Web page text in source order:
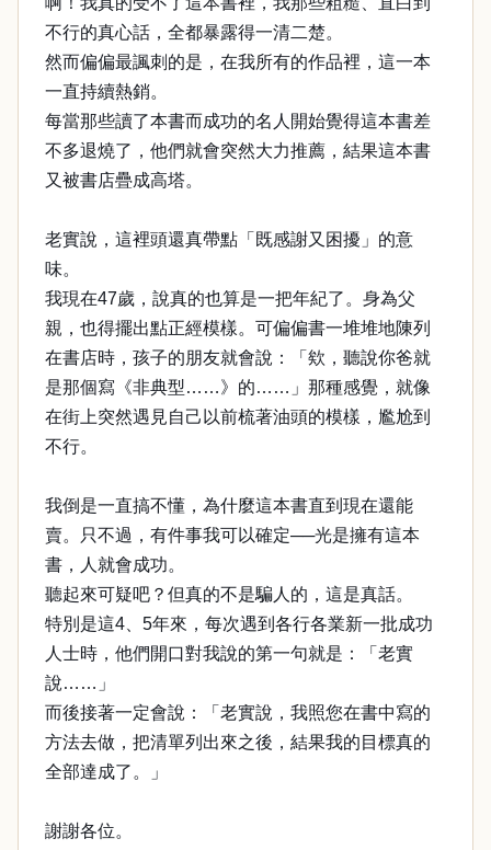
不行的真心話，全都暴露得一清二楚。
然而偏偏最諷刺的是，在我所有的作品裡，這一本
一直持續熱銷。
每當那些讀了本書而成功的名人開始覺得這本書差
不多退燒了，他們就會突然大力推薦，結果這本書
又被書店疊成高塔。
老實說，這裡頭還真帶點「既感謝又困擾」的意
味。
我現在47歲，說真的也算是一把年紀了。身為父
親，也得擺出點正經模樣。可偏偏書一堆堆地陳列
在書店時，孩子的朋友就會說：「欸，聽說你爸就
是那個寫《非典型……》的……」那種感覺，就像
在街上突然遇見自己以前梳著油頭的模樣，尷尬到
不行。
我倒是一直搞不懂，為什麼這本書直到現在還能
賣。只不過，有件事我可以確定──光是擁有這本
書，人就會成功。
聽起來可疑吧？但真的不是騙人的，這是真話。
特別是這4、5年來，每次遇到各行各業新一批成功
人士時，他們開口對我說的第一句就是：「老實
說……」
而後接著一定會說：「老實說，我照您在書中寫的
方法去做，把清單列出來之後，結果我的目標真的
全部達成了。」
謝謝各位。